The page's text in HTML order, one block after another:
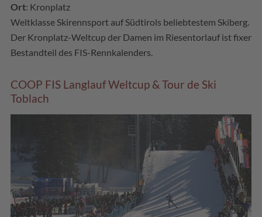
Ort: Kronplatz
Weltklasse Skirennsport auf Südtirols beliebtestem Skiberg.
Der Kronplatz-Weltcup der Damen im Riesentorlauf ist fixer
Bestandteil des FIS-Rennkalenders.
COOP FIS Langlauf Weltcup & Tour de Ski
Toblach